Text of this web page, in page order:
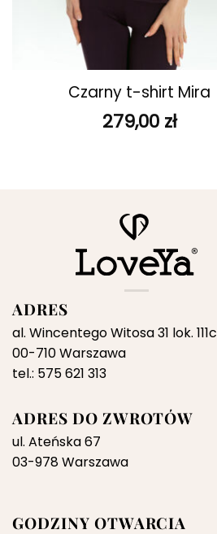
Czarny t-shirt Mira
279,00 zł
ADRES
al. Wincentego Witosa 31 lok. 111c
00-710 Warszawa
tel.: 575 621 313
ADRES DO ZWROTÓW
ul. Ateńska 67
03-978 Warszawa
GODZINY OTWARCIA